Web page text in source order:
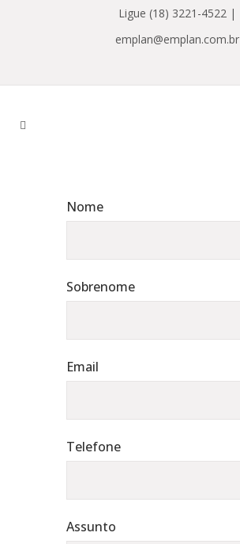
Ligue (18) 3221-4522 |
emplan@emplan.com.br
Nome
Sobrenome
Email
Telefone
Assunto